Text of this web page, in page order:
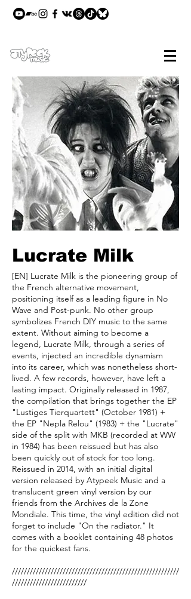
Lucrate Milk
[EN] Lucrate Milk is the pioneering group of
the French alternative movement,
positioning itself as a leading figure in No
Wave and Post-punk. No other group
symbolizes French DIY music to the same
extent. Without aiming to become a
legend, Lucrate Milk, through a series of
events, injected an incredible dynamism
into its career, which was nonetheless short-
lived. A few records, however, have left a
lasting impact. Originally released in 1987,
the compilation that brings together the EP
"Lustiges Tierquartett" (October 1981) +
the EP "Nepla Relou" (1983) + the "Lucrate"
side of the split with MKB (recorded at WW
in 1984) has been reissued but has also
been quickly out of stock for too long.
Reissued in 2014, with an initial digital
version released by Atypeek Music and a
translucent green vinyl version by our
friends from the Archives de la Zone
Mondiale. This time, the vinyl edition did not
forget to include "On the radiator." It
comes with a booklet containing 48 photos
for the quickest fans.
////////////////////////////////////////////////////////
/////////////////////////